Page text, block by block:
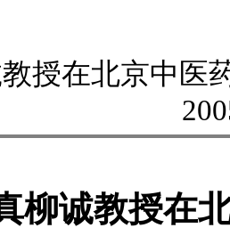
授在北京中医
柳诚教授在